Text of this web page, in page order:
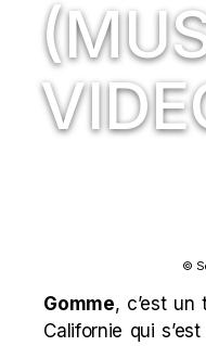
©
Gomme, c’est un
Californie qui